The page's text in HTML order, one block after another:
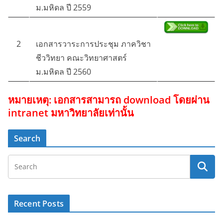
ม.มหิดล ปี 2559
2
เอกสารวาระการประชุม ภาควิชา
ชีววิทยา คณะวิทยาศาสตร์
ม.มหิดล ปี 2560
หมายเหตุ: เอกสารสามารถ download โดยผ่าน
intranet มหาวิทยาลัยเท่านั้น
Search
Recent Posts